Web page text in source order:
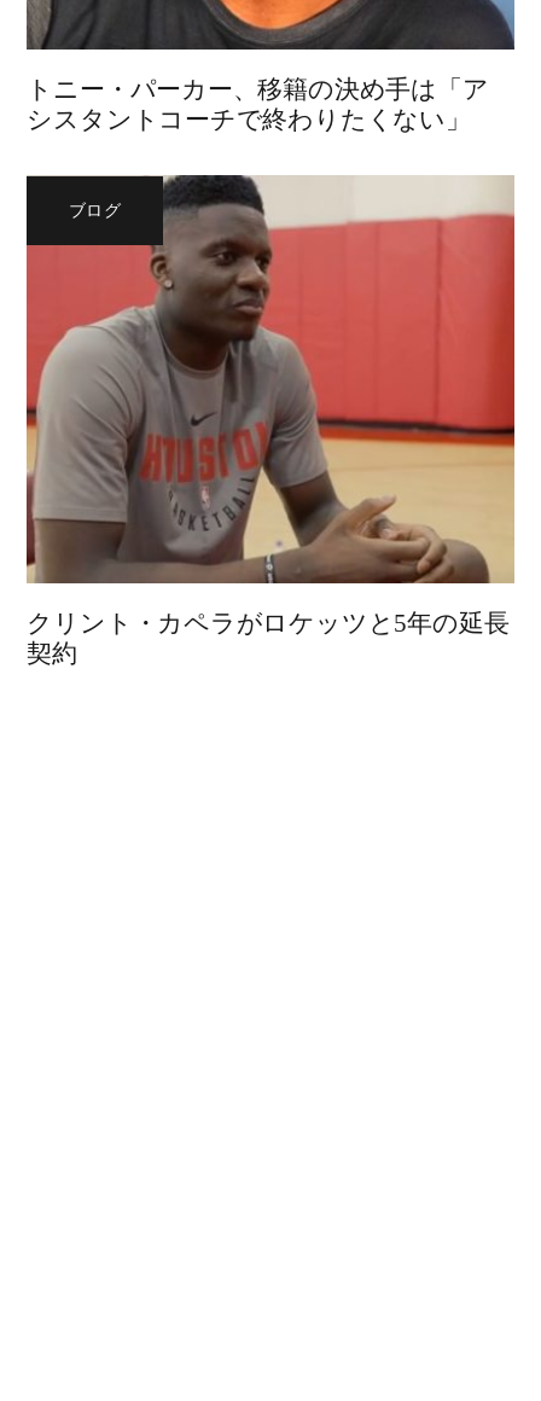
トニー・パーカー、移籍の決め手は「ア
シスタントコーチで終わりたくない」
ブログ
クリント・カペラがロケッツと5年の延長
契約